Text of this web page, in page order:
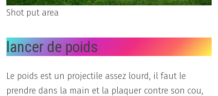
Shot put area
lancer de poids
Le poids est un projectile assez lourd, il faut le
prendre dans la main et la plaquer contre son cou,